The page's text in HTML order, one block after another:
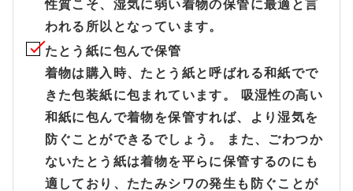
性質こそ、湿気に弱い着物の保管に最適と言
われる所以となっています。
たとう紙に包んで保管
着物は購入時、たとう紙と呼ばれる和紙でで
きた包装紙に包まれています。 吸湿性の高い
和紙に包んで着物を保管すれば、より湿気を
防ぐことができるでしょう。 また、ごわつか
ないたとう紙は着物を平らに保管するのにも
適しており、たたみシワの発生も防ぐことが